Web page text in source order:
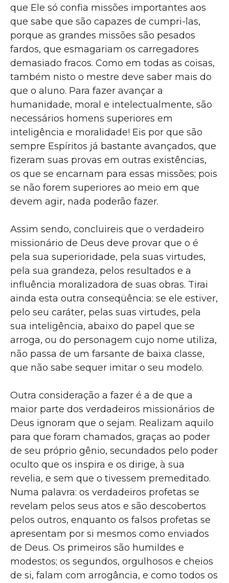
que Ele só confia missões importantes aos
que sabe que são capazes de cumpri-las,
porque as grandes missões são pesados
fardos, que esmagariam os carregadores
demasiado fracos. Como em todas as coisas,
também nisto o mestre deve saber mais do
que o aluno. Para fazer avançar a
humanidade, moral e intelectualmente, são
necessários homens superiores em
inteligência e moralidade! Eis por que são
sempre Espíritos já bastante avançados, que
fizeram suas provas em outras existências,
os que se encarnam para essas missões; pois
se não forem superiores ao meio em que
devem agir, nada poderão fazer.
Assim sendo, concluireis que o verdadeiro
missionário de Deus deve provar que o é
pela sua superioridade, pela suas virtudes,
pela sua grandeza, pelos resultados e a
influência moralizadora de suas obras. Tirai
ainda esta outra conseqüência: se ele estiver,
pelo seu caráter, pelas suas virtudes, pela
sua inteligência, abaixo do papel que se
arroga, ou do personagem cujo nome utiliza,
não passa de um farsante de baixa classe,
que não sabe sequer imitar o seu modelo.
Outra consideração a fazer é a de que a
maior parte dos verdadeiros missionários de
Deus ignoram que o sejam. Realizam aquilo
para que foram chamados, graças ao poder
de seu próprio gênio, secundados pelo poder
oculto que os inspira e os dirige, à sua
revelia, e sem que o tivessem premeditado.
Numa palavra: os verdadeiros profetas se
revelam pelos seus atos e são descobertos
pelos outros, enquanto os falsos profetas se
apresentam por si mesmos como enviados
de Deus. Os primeiros são humildes e
modestos; os segundos, orgulhosos e cheios
de si, falam com arrogância, e como todos os